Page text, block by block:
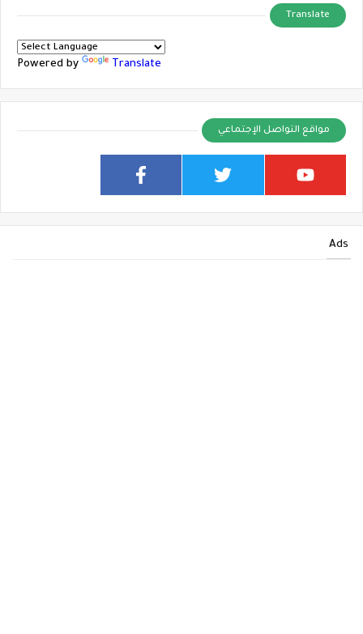
Translate
Powered by Translate
مواقع التواصل الإجتماعي
Ads